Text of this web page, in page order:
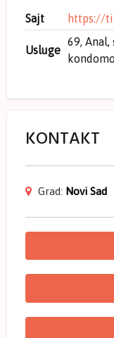
Sajt https://
Usluge
69, Anal,
KONTAKT
Grad: Novi Sad